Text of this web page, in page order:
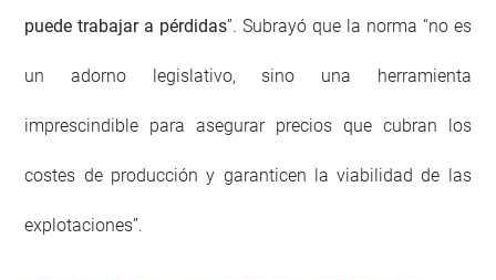
puede trabajar a pérdidas”. Subrayó que la norma “no es
un adorno legislativo, sino una herramienta
imprescindible para asegurar precios que cubran los
costes de producción y garanticen la viabilidad de las
explotaciones”.